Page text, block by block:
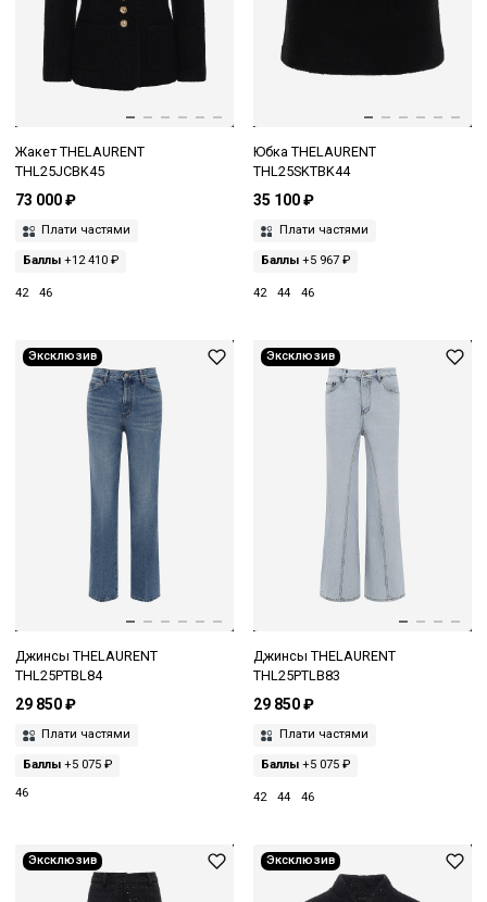
Жакет THELAURENT
THL25JCBK45
73 000 ₽
Плати частями
Баллы +12 410 ₽
42 46
Юбка THELAURENT
THL25SKTBK44
35 100 ₽
Плати частями
Баллы+5 967 ₽
42 44 46
Эксклюзив
Джинсы THELAURENT
THL25PTBL84
29 850 ₽
Плати частями
Баллы +5 075 ₽
46
Эксклюзив
Джинсы THELAURENT
THL25PTLB83
29 850 ₽
Плати частями
Баллы+5 075 ₽
42 44 46
Эксклюзив Эксклюзив